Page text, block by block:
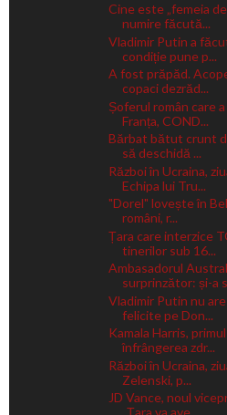
Cine este „femeia
numire făcută...
Vladimir Putin a
condiție pune p...
A fost prăpăd.
copaci dezrăd...
Șoferul român care
Franța, COND...
Bărbat bătut crunt
să deschidă ...
Război în Ucraina,
Echipa lui Tru...
"Dorel" lovește în
români, r...
Țara care interzice
tinerilor sub 16...
Ambasadorul
surprinzător: și-a
Vladimir Putin nu
felicite pe Don...
Kamala Harris,
înfrângerea zdr...
Război în Ucraina,
Zelenski, p...
JD Vance, noul